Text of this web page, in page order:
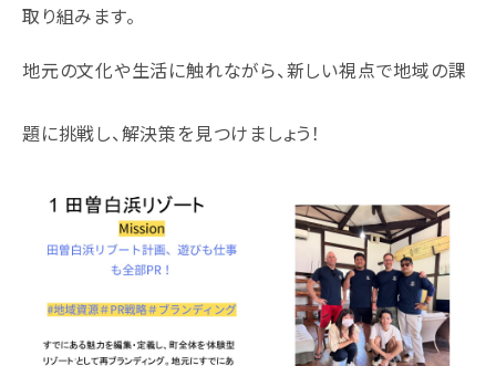
取り組みます。
地元の文化や生活に触れながら、新しい視点で地域の課
題に挑戦し、解決策を見つけましょう！